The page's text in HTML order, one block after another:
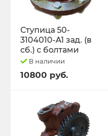
Ступица 50-
3104010-А1 зад. (в
сб.) с болтами
В наличии
10800 руб.